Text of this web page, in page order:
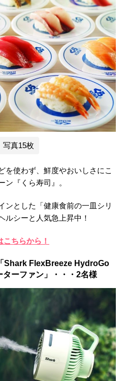
写真15枚
を使わず、鮮度やおいしさにこ
ン『くら寿司』。
ンとした「健康食前の一皿シリ
ルシーと人気急上昇中！
こちらから！
Shark FlexBreeze HydroGo
ターファン」・・・2名様